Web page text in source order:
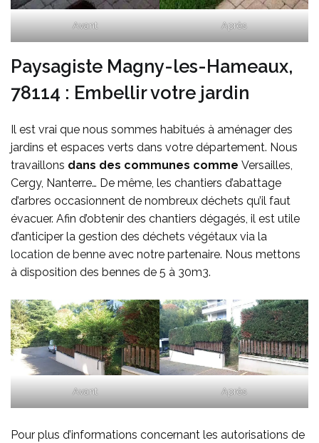
Avant Après
Paysagiste Magny-les-Hameaux,
78114 : Embellir votre jardin
Il est vrai que nous sommes habitués à aménager des
jardins et espaces verts dans votre département. Nous
travaillons dans des communes comme Versailles,
Cergy, Nanterre… De même, les chantiers d’abattage
d’arbres occasionnent de nombreux déchets qu’il faut
évacuer. Afin d’obtenir des chantiers dégagés, il est utile
d’anticiper la gestion des déchets végétaux via la
location de benne avec notre partenaire. Nous mettons
à disposition des bennes de 5 à 30m3.
Avant Après
Pour plus d’informations concernant les autorisations de